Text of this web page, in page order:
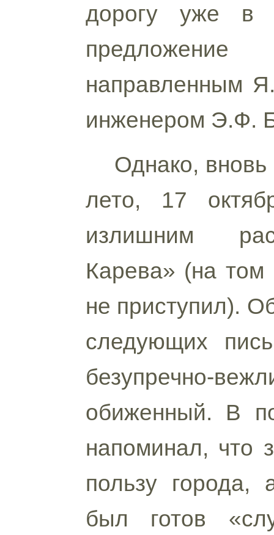
дорогу уже в
направленным
инженером Э.Ф.
Однако,
лето, 17
излишним
Карева» (на том
не приступил).
следующих
безупречно-
обиженный. В
напоминал, что
пользу города,
был готов